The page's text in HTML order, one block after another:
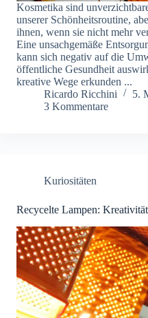
Kosmetika sind
unserer Schönheitsroutine,
ihnen, wenn sie nicht mehr
Eine unsachgemäße
kann sich negativ auf die
öffentliche Gesundheit
kreative Wege erkunden ...
Ricardo Ricchini
5.
3 Kommentare
Kuriositäten
Recycelte Lampen: